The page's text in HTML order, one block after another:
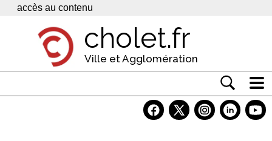
Panneau de gestion des cookies
accès au contenu
cholet.fr
Ville et Agglomération